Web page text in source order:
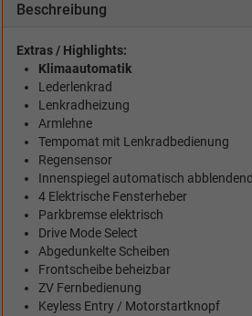
Beschreibung
Extras / Highlights:
Klimaautomatik
Lederlenkrad
Lenkradheizung
Armlehne
Tempomat mit Lenkradbedienung
Regensensor
Innenspiegel automatisch abblendend
4 Elektrische Fensterheber
Parkbremse elektrisch
Drive Mode Select
Abgedunkelte Scheiben
Frontscheibe beheizbar
ZV Fernbedienung
Keyless Entry / Motorstartknopf